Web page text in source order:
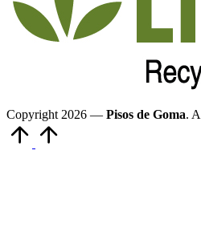
Copyright 2026 — Pisos de Goma.